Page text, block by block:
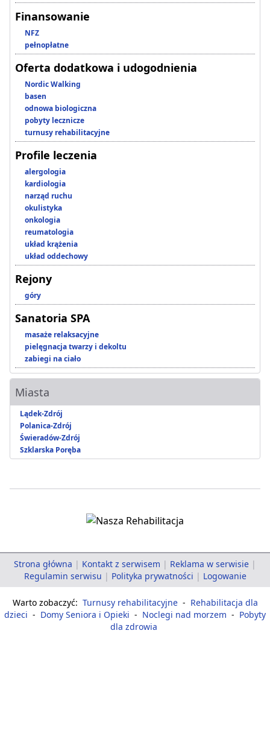
Finansowanie
NFZ
pełnopłatne
Oferta dodatkowa i udogodnienia
Nordic Walking
basen
odnowa biologiczna
pobyty lecznicze
turnusy rehabilitacyjne
Profile leczenia
alergologia
kardiologia
narząd ruchu
okulistyka
onkologia
reumatologia
układ krążenia
układ oddechowy
Rejony
góry
Sanatoria SPA
masaże relaksacyjne
pielęgnacja twarzy i dekoltu
zabiegi na ciało
Miasta
Lądek-Zdrój
Polanica-Zdrój
Świeradów-Zdrój
Szklarska Poręba
Strona główna | Kontakt z serwisem | Reklama w serwisie |
Regulamin serwisu | Polityka prywatności | Logowanie
Warto zobaczyć: Turnusy rehabilitacyjne - Rehabilitacja dla
dzieci - Domy Seniora i Opieki - Noclegi nad morzem - Pobyty
dla zdrowia